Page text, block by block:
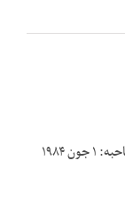
روایت‌کننده: آقای دکتر منوچهر هزارخانی تاریخ مصاحبه: ۱ جون ۱۹۸۴